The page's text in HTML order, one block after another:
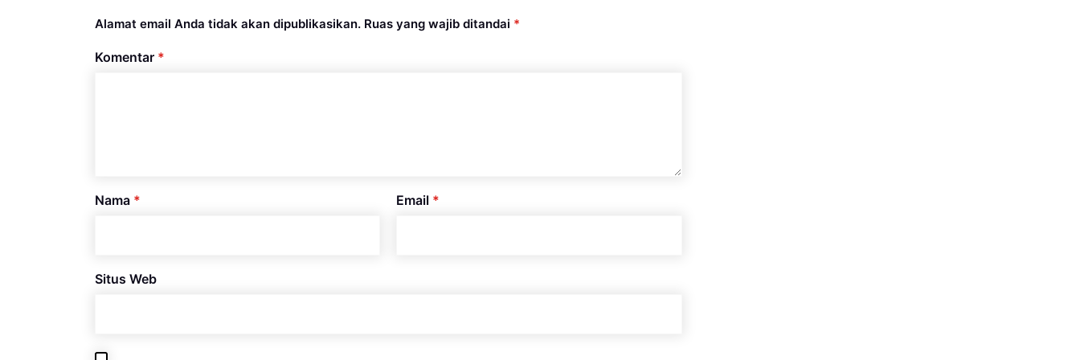
Alamat email Anda tidak akan dipublikasikan. Ruas yang wajib ditandai *
Komentar *
Nama * Email *
Situs Web